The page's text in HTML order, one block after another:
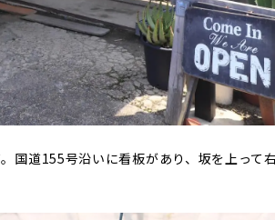
国道155号沿いに看板があり、坂を上って